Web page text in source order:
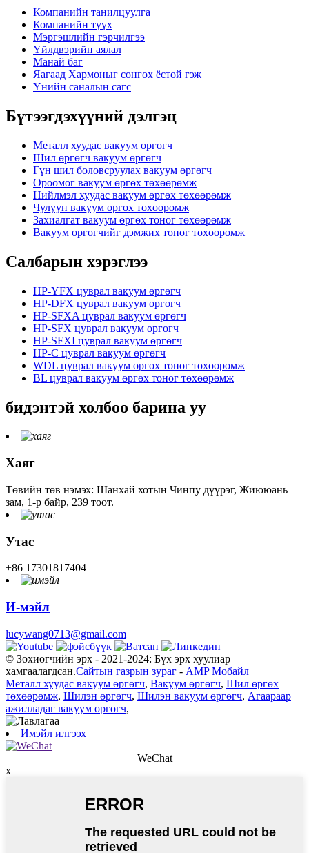
Компанийн танилцуулга
Компанийн түүх
Мэргэшлийн гэрчилгээ
Үйлдвэрийн аялал
Манай баг
Яагаад Хармоныг сонгох ёстой гэж
Үнийн саналын сагс
Бүтээгдэхүүний дэлгэц
Металл хуудас вакуум өргөгч
Шил өргөгч вакуум өргөгч
Гүн шил боловсруулах вакуум өргөгч
Ороомог вакуум өргөх төхөөрөмж
Нийлмэл хуудас вакуум өргөх төхөөрөмж
Чулуун вакуум өргөх төхөөрөмж
Захиалгат вакуум өргөх тоног төхөөрөмж
Вакуум өргөгчийг дэмжих тоног төхөөрөмж
Салбарын хэрэглээ
HP-YFX цуврал вакуум өргөгч
HP-DFX цуврал вакуум өргөгч
HP-SFXA цуврал вакуум өргөгч
HP-SFX цуврал вакуум өргөгч
HP-SFXI цуврал вакуум өргөгч
HP-C цуврал вакуум өргөгч
WDL цуврал вакуум өргөх тоног төхөөрөмж
BL цуврал вакуум өргөх тоног төхөөрөмж
бидэнтэй холбоо барина уу
Хаяг
Төвийн төв нэмэх: Шанхай хотын Чинпу дүүрэг, Жиююань
зам, 1-р байр, 239 тоот.
Утас
+86 17301817404
И-мэйл
lucywang0713@gmail.com
© Зохиогчийн эрх - 2021-2024: Бүх эрх хуулиар
хамгаалагдсан.Сайтын газрын зураг - AMP Мобайл
Металл хуудас вакуум өргөгч, Вакуум өргөгч, Шил өргөх
төхөөрөмж, Шилэн өргөгч, Шилэн вакуум өргөгч, Агаараар
ажилладаг вакуум өргөгч,
Имэйл илгээх
WeChat
x